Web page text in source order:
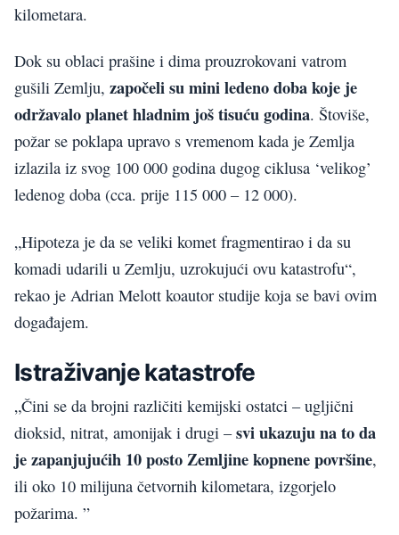
kilometara.
Dok su oblaci prašine i dima prouzrokovani vatrom
gušili Zemlju, započeli su mini ledeno doba koje je
održavalo planet hladnim još tisuću godina. Štoviše,
požar se poklapa upravo s vremenom kada je Zemlja
izlazila iz svog 100 000 godina dugog ciklusa ‘velikog’
ledenog doba (cca. prije 115 000 – 12 000).
„Hipoteza je da se veliki komet fragmentirao i da su
komadi udarili u Zemlju, uzrokujući ovu katastrofu“,
rekao je Adrian Melott koautor studije koja se bavi ovim
događajem.
Istraživanje katastrofe
„Čini se da brojni različiti kemijski ostatci – ugljični
dioksid, nitrat, amonijak i drugi –svi ukazuju na to da
je zapanjujućih 10 posto Zemljine kopnene površine,
ili oko 10 milijuna četvornih kilometara, izgorjelo
požarima. ”